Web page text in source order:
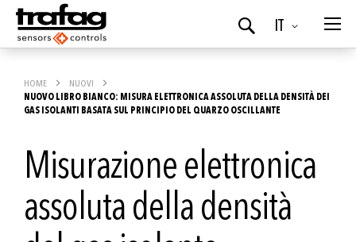
Lingua
IT
Ricerca
HOME
NUOVI
NUOVO LIBRO BIANCO: MISURA ELETTRONICA ASSOLUTA DELLA DENSITÀ DEI
GAS ISOLANTI BASATA SUL PRINCIPIO DEL QUARZO OSCILLANTE
Misurazione elettronica
assoluta della densità